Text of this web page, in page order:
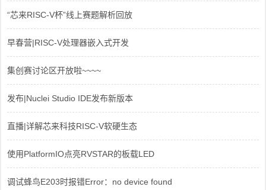
“芯来RISC-V杯”线上赛题解析回放
早春营|RISC-V处理器嵌入式开发
集创赛讨论区开放啦~~~~
发布|Nuclei Studio IDE发布新版本
直播|详解芯来科技RISC-V软硬生态
使用PlatformIO点亮RVSTAR的板载LED
调试蜂鸟E203时报错Error：no device found